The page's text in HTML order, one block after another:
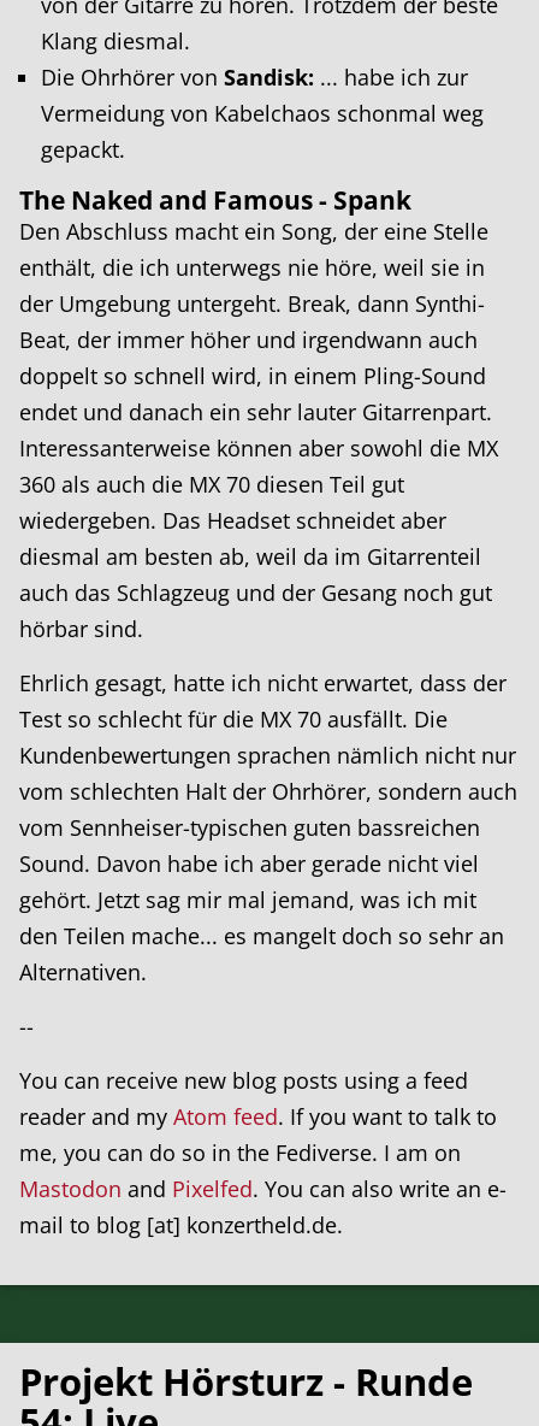
Klang diesmal.
Die Ohrhörer von Sandisk: ... habe ich zur
Vermeidung von Kabelchaos schonmal weg
gepackt.
The Naked and Famous - Spank
Den Abschluss macht ein Song, der eine Stelle
enthält, die ich unterwegs nie höre, weil sie in
der Umgebung untergeht. Break, dann Synthi-
Beat, der immer höher und irgendwann auch
doppelt so schnell wird, in einem Pling-Sound
endet und danach ein sehr lauter Gitarrenpart.
Interessanterweise können aber sowohl die MX
360 als auch die MX 70 diesen Teil gut
wiedergeben. Das Headset schneidet aber
diesmal am besten ab, weil da im Gitarrenteil
auch das Schlagzeug und der Gesang noch gut
hörbar sind.
Ehrlich gesagt, hatte ich nicht erwartet, dass der
Test so schlecht für die MX 70 ausfällt. Die
Kundenbewertungen sprachen nämlich nicht nur
vom schlechten Halt der Ohrhörer, sondern auch
vom Sennheiser-typischen guten bassreichen
Sound. Davon habe ich aber gerade nicht viel
gehört. Jetzt sag mir mal jemand, was ich mit
den Teilen mache... es mangelt doch so sehr an
Alternativen.
--
You can receive new blog posts using a feed
reader and my Atom feed. If you want to talk to
me, you can do so in the Fediverse. I am on
Mastodon and Pixelfed. You can also write an e-
mail to blog [at] konzertheld.de.
Projekt Hörsturz - Runde